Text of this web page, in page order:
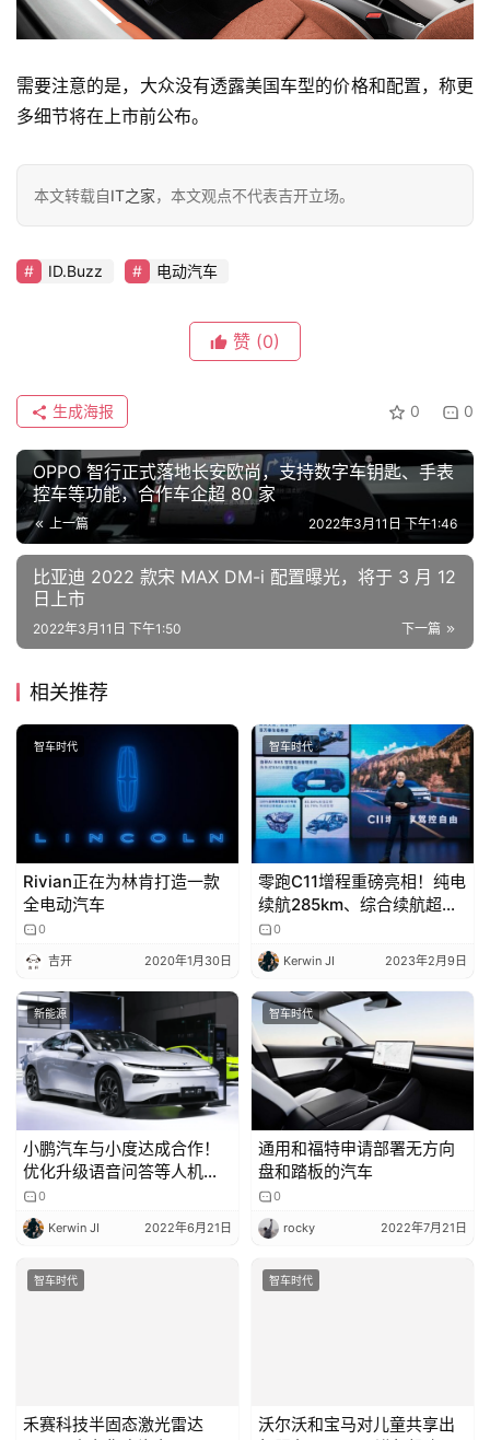
行
家
车
报
专
吉
开
T
a
l
k
登录 注册
需要注意的是，大众没有透露美国车型的价格和配置，称更
多细节将在上市前公布。
本文转载自IT之家，本文观点不代表吉开立场。
ID.Buzz 电动汽车
赞 (0)
0 0
生成海报
OPPO 智行正式落地长安欧尚，支持数字车钥匙、手表
控车等功能，合作车企超 80 家
上一篇 2022年3月11日 下午1:46
比亚迪 2022 款宋 MAX DM-i 配置曝光，将于 3 月 12
日上市
下一篇
2022年3月11日 下午1:50
相关推荐
智车时代
Rivian正在为林肯打造一款
全电动汽车
0
吉开 2020年1月30日
智车时代
零跑C11增程重磅亮相！纯电
续航285km、综合续航超
1000公里
0
Kerwin JI 2023年2月9日
新能源
小鹏汽车与小度达成合作！
优化升级语音问答等人机交
互体验
0
Kerwin JI 2022年6月21日
智车时代
通用和福特申请部署无方向
盘和踏板的汽车
0
rocky 2022年7月21日
智车时代
禾赛科技半固态激光雷达
智车时代
沃尔沃和宝马对儿童共享出